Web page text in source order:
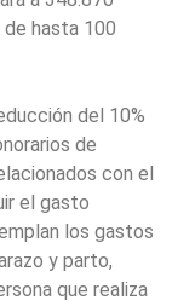
hasta 100
del 10%
de
con el
el gasto
los gastos
y parto,
que realiza